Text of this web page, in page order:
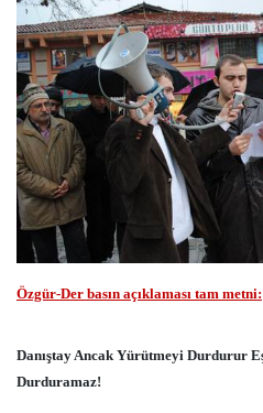
Özgür-Der basın açıklaması tam metni:
Danıştay Ancak Yürütmeyi Durdurur
Durduramaz!